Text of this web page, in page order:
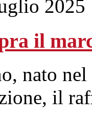
2025
il
nato
il